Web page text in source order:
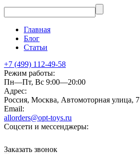
Главная
Блог
Статьи
+7 (499) 112-49-58
Режим работы:
Пн—Пт, Вс 9:00—20:00
Адрес:
Россия, Москва, Автомоторная улица, 7
Email:
allorders@opt-toys.ru
Соцсети и мессенджеры:
Заказать звонок